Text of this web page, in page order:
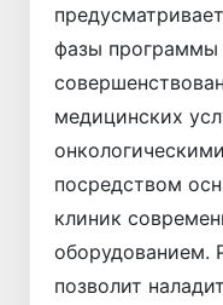
фазы программы
медицинских
посредством
клиник
оборудованием.
позволит